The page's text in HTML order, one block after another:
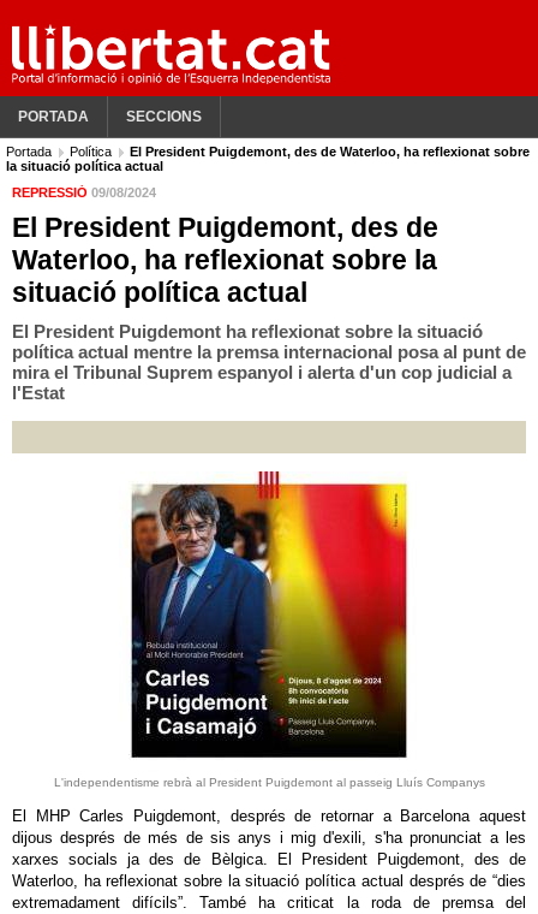
PORTADA SECCIONS
Portada Política
El President Puigdemont, des de Waterloo, ha reflexionat sobre
la situació política actual
REPRESSIÓ 09/08/2024
El President Puigdemont, des de
Waterloo, ha reflexionat sobre la
situació política actual
El President Puigdemont ha reflexionat sobre la situació
política actual mentre la premsa internacional posa al punt de
mira el Tribunal Suprem espanyol i alerta d'un cop judicial a
l'Estat
L'independentisme rebrà al President Puigdemont al passeig Lluís Companys
El MHP Carles Puigdemont, després de retornar a Barcelona aquest
dijous després de més de sis anys i mig d'exili, s'ha pronunciat a les
xarxes socials ja des de Bèlgica. El President Puigdemont, des de
Waterloo, ha reflexionat sobre la situació política actual després de “dies
extremadament difícils”. També ha criticat la roda de premsa del